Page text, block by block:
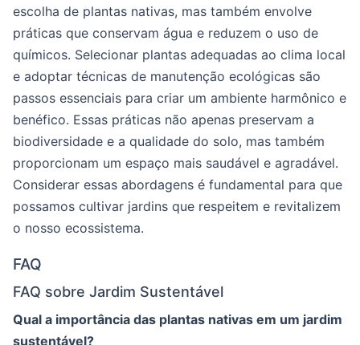
escolha de plantas nativas, mas também envolve
práticas que conservam água e reduzem o uso de
químicos. Selecionar plantas adequadas ao clima local
e adoptar técnicas de manutenção ecológicas são
passos essenciais para criar um ambiente harmônico e
benéfico. Essas práticas não apenas preservam a
biodiversidade e a qualidade do solo, mas também
proporcionam um espaço mais saudável e agradável.
Considerar essas abordagens é fundamental para que
possamos cultivar jardins que respeitem e revitalizem
o nosso ecossistema.
FAQ
FAQ sobre Jardim Sustentável
Qual a importância das plantas nativas em um jardim
sustentável?